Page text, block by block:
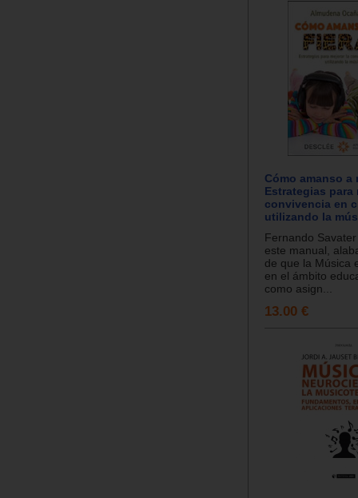
Cómo amanso a
Estrategias para
convivencia en
utilizando la
Fernando
este manual,
de que la Música
en el ámbito
como asign...
13.00 €